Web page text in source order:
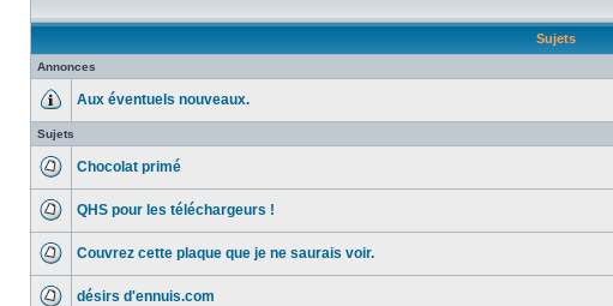
Sujets
Annonces
Aux éventuels nouveaux.
Sujets
Chocolat primé
QHS pour les téléchargeurs !
Couvrez cette plaque que je ne saurais voir.
désirs d'ennuis.com